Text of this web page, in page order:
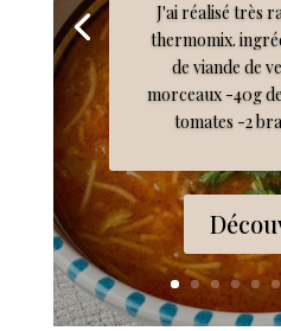
J'ai réalisé très
thermomix.
de viande de
morceaux -40g
tomates -2